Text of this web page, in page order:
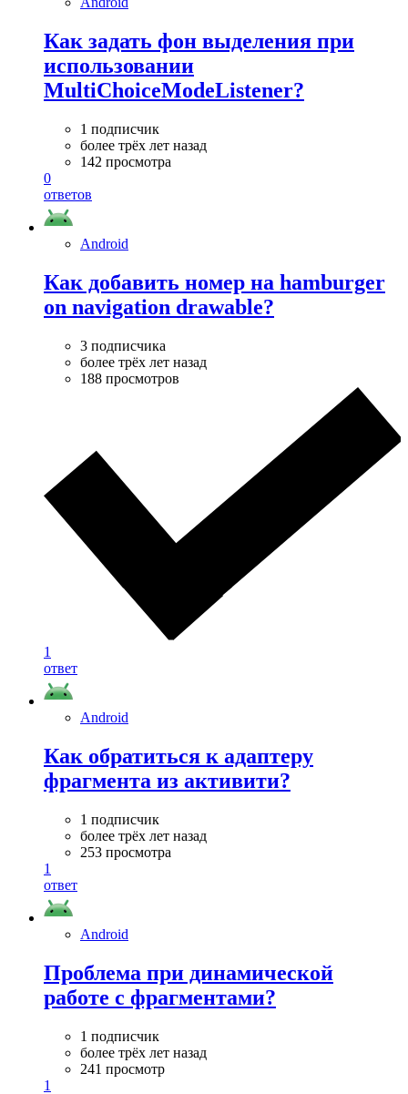
Как задать фон выделения при
использовании
MultiChoiceModeListener?
1 подписчик
более трёх лет назад
142 просмотра
0
ответов
Android
Как добавить номер на hamburger
on navigation drawable?
3 подписчика
более трёх лет назад
188 просмотров
1
ответ
Android
Как обратиться к адаптеру
фрагмента из активити?
1 подписчик
более трёх лет назад
253 просмотра
1
ответ
Android
Проблема при динамической
работе с фрагментами?
1 подписчик
более трёх лет назад
241 просмотр
1